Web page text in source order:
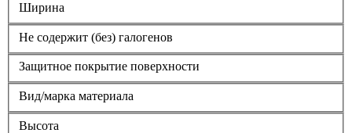
Ширина
Не содержит (без) галогенов
Защитное покрытие поверхности
Вид/марка материала
Высота